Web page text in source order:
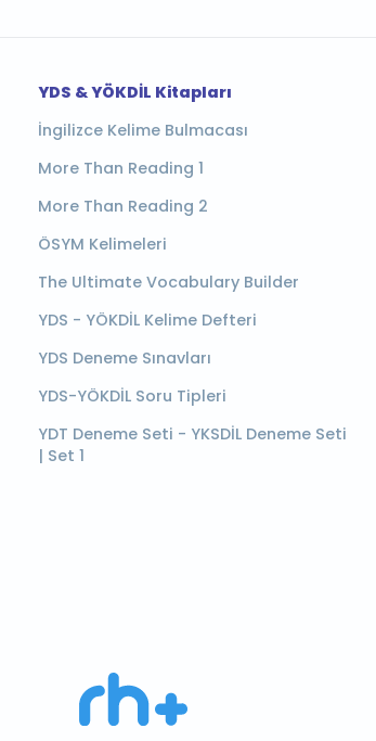
YDS & YÖKDİL Kitapları
İngilizce Kelime Bulmacası
More Than Reading 1
More Than Reading 2
ÖSYM Kelimeleri
The Ultimate Vocabulary Builder
YDS - YÖKDİL Kelime Defteri
YDS Deneme Sınavları
YDS-YÖKDİL Soru Tipleri
YDT Deneme Seti - YKSDİL Deneme Seti
| Set 1